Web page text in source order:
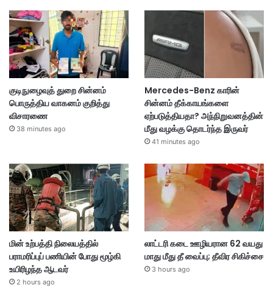
குடிநுழைவுத் துறை சின்னம்
பொருத்திய வாகனம் குறித்து
விசாரணை
38 minutes ago
Mercedes-Benz காரின்
சின்னம் தீக்காயங்களை
ஏற்படுத்தியதா? அந்நிறுவனத்தின்
மீது வழக்கு தொடர்ந்த இருவர்
41 minutes ago
மின் உற்பத்தி நிலையத்தில்
பராமரிப்புப் பணியின் போது மூழ்கி
உயிரிழந்த ஆடவர்
2 hours ago
லாட்டரி கடை ஊழியரான 62 வயது
மாது மீது தீ வைப்பு; தீவிர சிகிச்சை
3 hours ago